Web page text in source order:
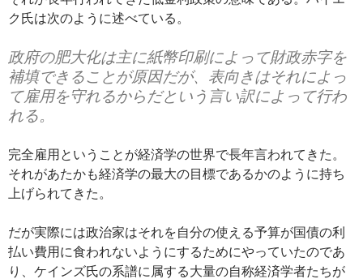
ク氏は次のように述べている。
政府の肥大化は主に紙幣印刷によって財政赤字を
補填できることが原因だが、表向きはそれによっ
て雇用を守れるからだという言い訳によって行わ
れる。
完全雇用ということが経済学の世界で長年言われてきた。
それがあたかも経済学の最大の目標であるかのように持ち
上げられてきた。
だが実際には政治家はそれを自分の使える予算が国債の利
払い費用に食われないようにするためにやっていたのであ
り、ケインズ氏の系譜に属する大量の自称経済学者たちが